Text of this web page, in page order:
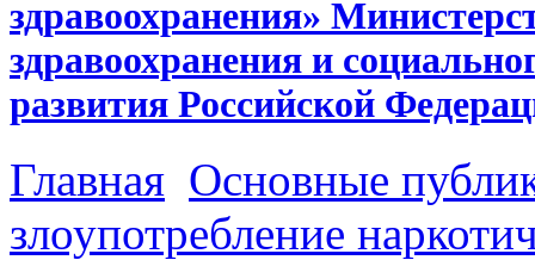
Главная Основные
злоупотребление